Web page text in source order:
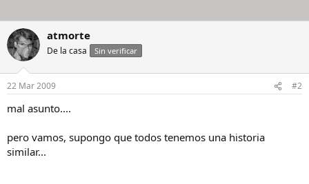
atmorte
De la casa Sin verificar
22 Mar 2009 #2
mal asunto....
pero vamos, supongo que todos tenemos una historia
similar...